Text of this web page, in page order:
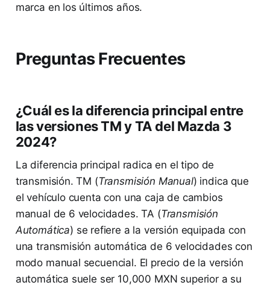
marca en los últimos años.
Preguntas Frecuentes
¿Cuál es la diferencia principal entre
las versiones TM y TA del Mazda 3
2024?
La diferencia principal radica en el tipo de
transmisión. TM (Transmisión Manual) indica que
el vehículo cuenta con una caja de cambios
manual de 6 velocidades. TA (Transmisión
Automática) se refiere a la versión equipada con
una transmisión automática de 6 velocidades con
modo manual secuencial. El precio de la versión
automática suele ser 10,000 MXN superior a su